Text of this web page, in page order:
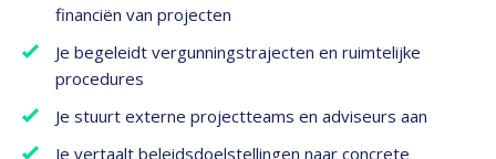
financiën van projecten
Je begeleidt vergunningstrajecten en ruimtelijke
procedures
Je stuurt externe projectteams en adviseurs aan
Je vertaalt beleidsdoelstellingen naar concrete